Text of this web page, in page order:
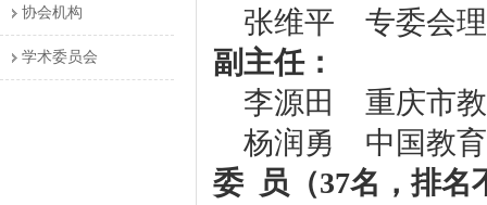
协会机构
学术委员会
张维平 专委会理
副主任：
李源田 重庆市教
杨润勇 中国教育
委 员（37名，排名